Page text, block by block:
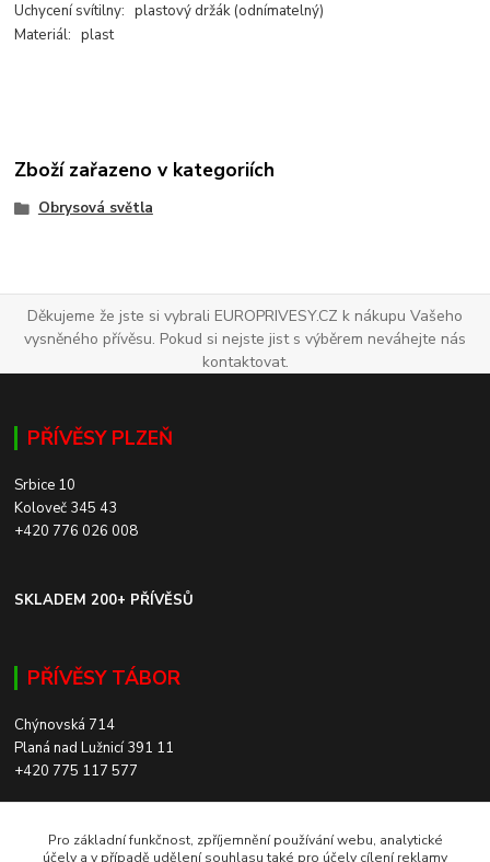
Uchycení svítilny: plastový držák (odnímatelný)
Materiál: plast
Zboží zařazeno v kategoriích
Obrysová světla
Děkujeme že jste si vybrali EUROPRIVESY.CZ k nákupu Vašeho
vysněného přívěsu. Pokud si nejste jist s výběrem neváhejte nás
kontaktovat.
PŘÍVĚSY PLZEŇ
Srbice 10
Koloveč 345 43
+420 776 026 008
SKLADEM 200+ PŘÍVĚSŮ
PŘÍVĚSY TÁBOR
Chýnovská 714
Planá nad Lužnicí 391 11
+420 775 117 577
Pro základní funkčnost, zpříjemnění používání webu, analytické
účely a v případě udělení souhlasu také pro účely cílení reklamy